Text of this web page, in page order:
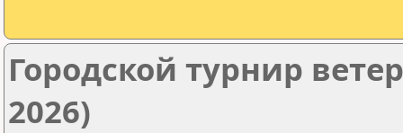
Городской турнир
2026)